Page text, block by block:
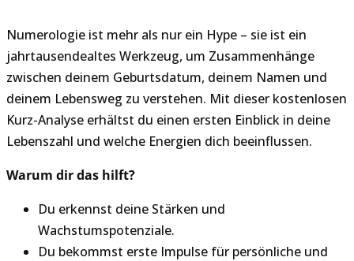
Numerologie ist mehr als nur ein Hype – sie ist ein
jahrtausendealtes Werkzeug, um Zusammenhänge
zwischen deinem Geburtsdatum, deinem Namen und
deinem Lebensweg zu verstehen. Mit dieser kostenlosen
Kurz-Analyse erhältst du einen ersten Einblick in deine
Lebenszahl und welche Energien dich beeinflussen.
Warum dir das hilft?
Du erkennst deine Stärken und
Wachstumspotenziale.
Du bekommst erste Impulse für persönliche und